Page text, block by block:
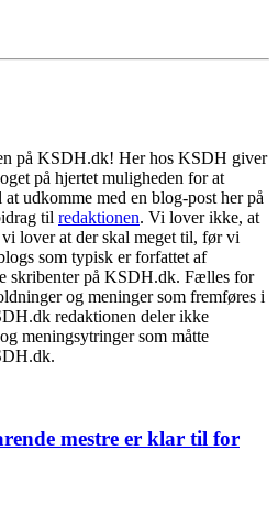
på KSDH.dk! Her hos KSDH giver
på hjertet muligheden for at
udkomme med en blog-post her på
til redaktionen. Vi lover ikke, at
lover at der skal meget til, før vi
som typisk er forfattet af
skribenter på KSDH.dk. Fælles for
og meninger som fremføres i
redaktionen deler ikke
meningsytringer som måtte
mestre er klar til for